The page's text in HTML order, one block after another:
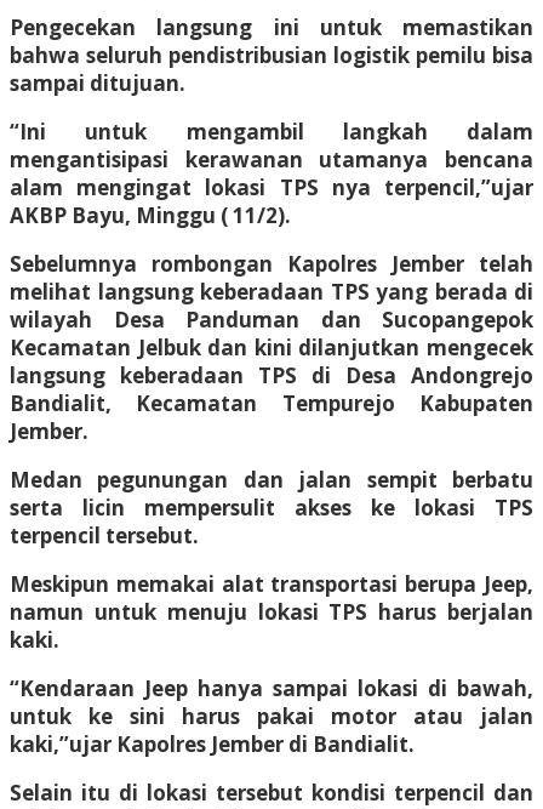
Pengecekan langsung ini untuk memastikan
bahwa seluruh pendistribusian logistik pemilu bisa
sampai ditujuan.
“Ini untuk mengambil langkah dalam
mengantisipasi kerawanan utamanya bencana
alam mengingat lokasi TPS nya terpencil,”ujar
AKBP Bayu, Minggu ( 11/2).
Sebelumnya rombongan Kapolres Jember telah
melihat langsung keberadaan TPS yang berada di
wilayah Desa Panduman dan Sucopangepok
Kecamatan Jelbuk dan kini dilanjutkan mengecek
langsung keberadaan TPS di Desa Andongrejo
Bandialit, Kecamatan Tempurejo Kabupaten
Jember.
Medan pegunungan dan jalan sempit berbatu
serta licin mempersulit akses ke lokasi TPS
terpencil tersebut.
Meskipun memakai alat transportasi berupa Jeep,
namun untuk menuju lokasi TPS harus berjalan
kaki.
“Kendaraan Jeep hanya sampai lokasi di bawah,
untuk ke sini harus pakai motor atau jalan
kaki,”ujar Kapolres Jember di Bandialit.
Selain itu di lokasi tersebut kondisi terpencil dan